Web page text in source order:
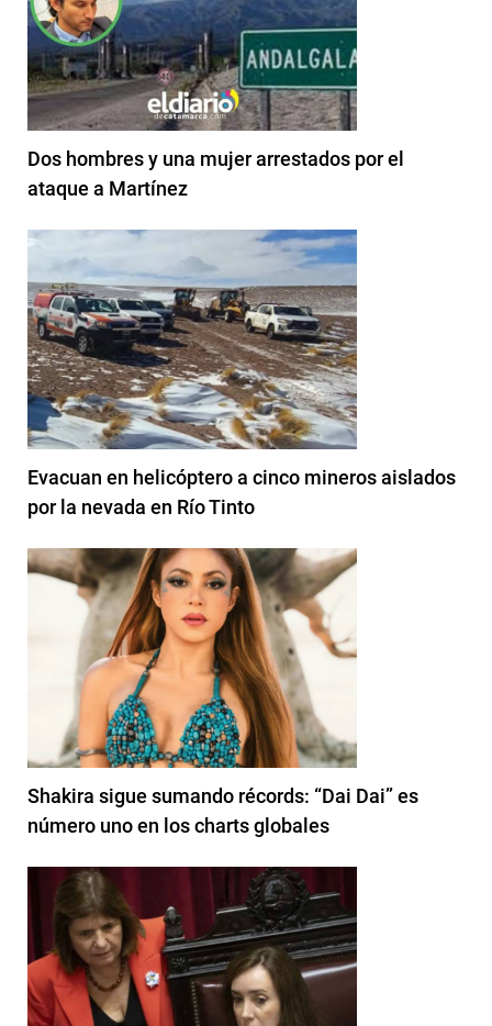
Dos hombres y una mujer arrestados por el
ataque a Martínez
Evacuan en helicóptero a cinco mineros aislados
por la nevada en Río Tinto
Shakira sigue sumando récords: “Dai Dai” es
número uno en los charts globales